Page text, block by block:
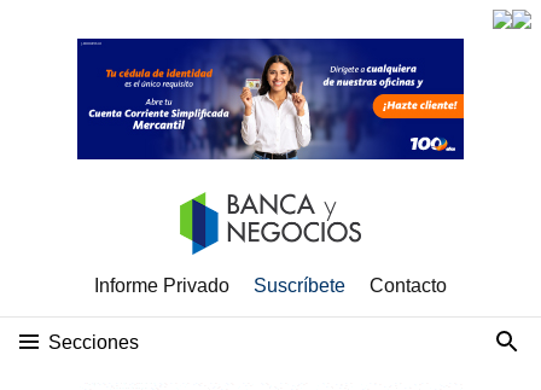
Informe Privado Suscríbete Contacto
Secciones